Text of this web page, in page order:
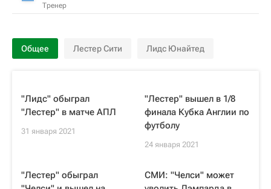
Тренер
Общее Лестер Сити Лидс Юнайтед
"Лидс" обыграл
"Лестер" в матче АПЛ
31 января 2021
"Лестер" вышел в 1/8
финала Кубка Англии по
футболу
24 января 2021
"Лестер" обыграл
СМИ: "Челси" может